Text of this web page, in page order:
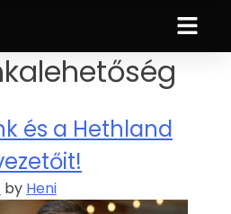
és a Hethland
by Heni